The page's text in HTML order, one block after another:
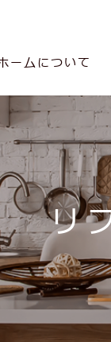
ームについて
リ